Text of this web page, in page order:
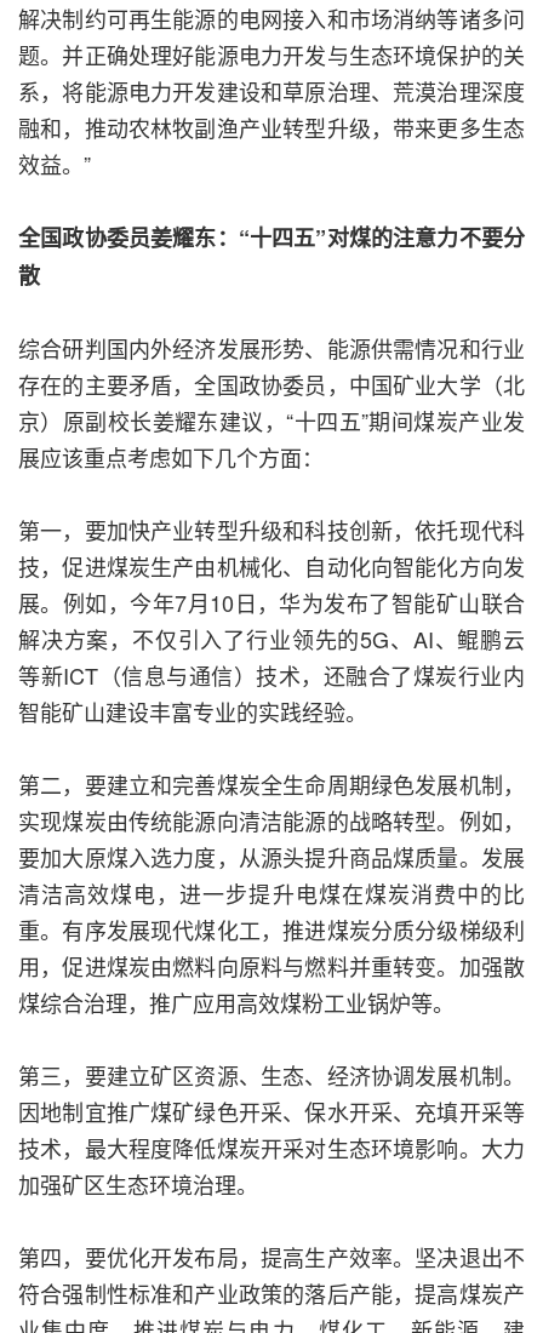
解决制约可再生能源的电网接入和市场消纳等诸多问
题。并正确处理好能源电力开发与生态环境保护的关
系，将能源电力开发建设和草原治理、荒漠治理深度
融和，推动农林牧副渔产业转型升级，带来更多生态
效益。”
全国政协委员姜耀东：“十四五”对煤的注意力不要分
散
综合研判国内外经济发展形势、能源供需情况和行业
存在的主要矛盾，全国政协委员，中国矿业大学（北
京）原副校长姜耀东建议，“十四五”期间煤炭产业发
展应该重点考虑如下几个方面：
第一，要加快产业转型升级和科技创新，依托现代科
技，促进煤炭生产由机械化、自动化向智能化方向发
展。例如，今年7月10日，华为发布了智能矿山联合
解决方案，不仅引入了行业领先的5G、AI、鲲鹏云
等新ICT（信息与通信）技术，还融合了煤炭行业内
智能矿山建设丰富专业的实践经验。
第二，要建立和完善煤炭全生命周期绿色发展机制，
实现煤炭由传统能源向清洁能源的战略转型。例如，
要加大原煤入选力度，从源头提升商品煤质量。发展
清洁高效煤电，进一步提升电煤在煤炭消费中的比
重。有序发展现代煤化工，推进煤炭分质分级梯级利
用，促进煤炭由燃料向原料与燃料并重转变。加强散
煤综合治理，推广应用高效煤粉工业锅炉等。
第三，要建立矿区资源、生态、经济协调发展机制。
因地制宜推广煤矿绿色开采、保水开采、充填开采等
技术，最大程度降低煤炭开采对生态环境影响。大力
加强矿区生态环境治理。
第四，要优化开发布局，提高生产效率。坚决退出不
符合强制性标准和产业政策的落后产能，提高煤炭产